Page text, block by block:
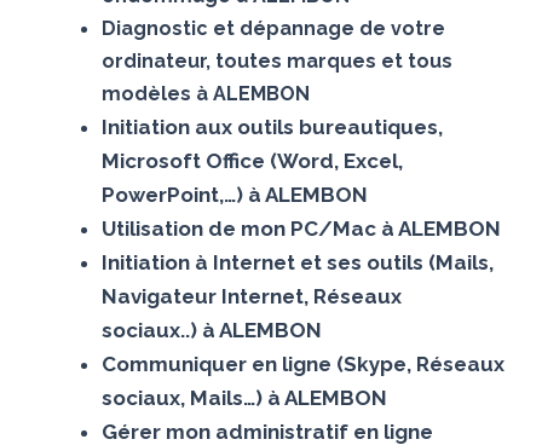
Diagnostic et dépannage de votre
ordinateur, toutes marques et tous
modèles à ALEMBON
Initiation aux outils bureautiques,
Microsoft Office (Word, Excel,
PowerPoint,…) à ALEMBON
Utilisation de mon PC/Mac à ALEMBON
Initiation à Internet et ses outils (Mails,
Navigateur Internet, Réseaux
sociaux..) à ALEMBON
Communiquer en ligne (Skype, Réseaux
sociaux, Mails…) à ALEMBON
Gérer mon administratif en ligne